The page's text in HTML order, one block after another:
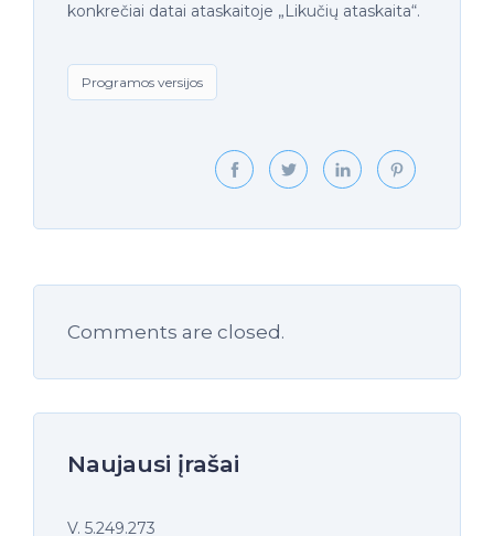
konkrečiai datai ataskaitoje „Likučių ataskaita“.
Programos versijos
Comments are closed.
Naujausi įrašai
V. 5.249.273